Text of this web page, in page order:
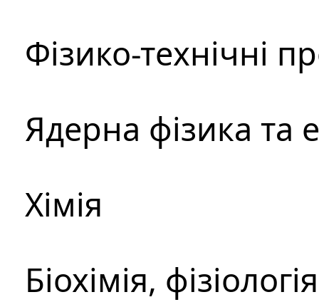
Фізико-технічні
Ядерна фізика та
Хімія
Біохімія,